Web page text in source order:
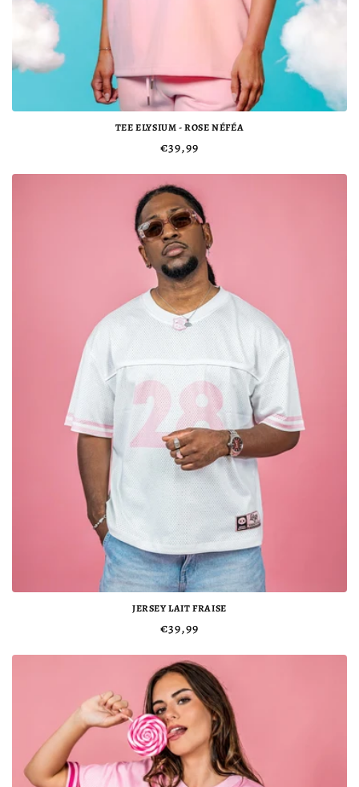
TEE ELYSIUM - ROSE NÉFÉA
Prix
€39,99
JERSEY LAIT FRAISE
Prix
€39,99